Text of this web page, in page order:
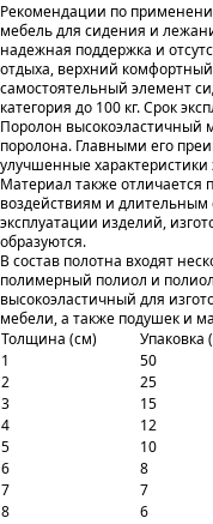
Рекомендации по
мебель для сидения и
надежная поддержка и
отдыха, верхний
самостоятельный элемент
категория до 100 кг. Срок
Поролон высокоэластичный
поролона. Главными его
улучшенные
Материал также отличается
воздействиям и длительным
эксплуатации изделий,
образуются.
В состав полотна входят
полимерный полиол и
высокоэластичный для
мебели, а также подушек и
Толщина (см)
Упаковка
1
50
2
25
3
15
4
12
5
10
6
8
7
7
8
6